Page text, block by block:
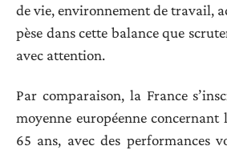
de vie, environnement de travail,
pèse dans cette balance que
avec attention.
Par comparaison, la France
moyenne européenne concernant
65 ans, avec des performances